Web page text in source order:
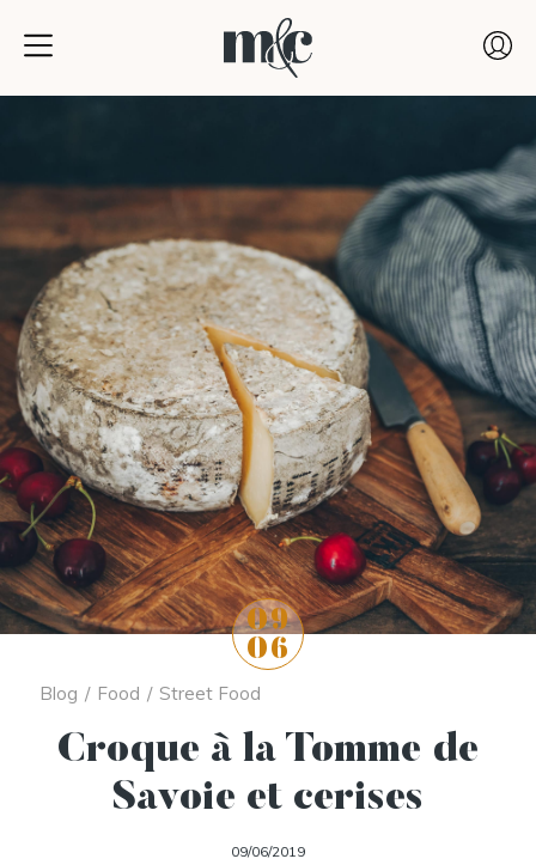
09
06
Blog / Food / Street Food
Croque à la Tomme de
Savoie et cerises
09/06/2019